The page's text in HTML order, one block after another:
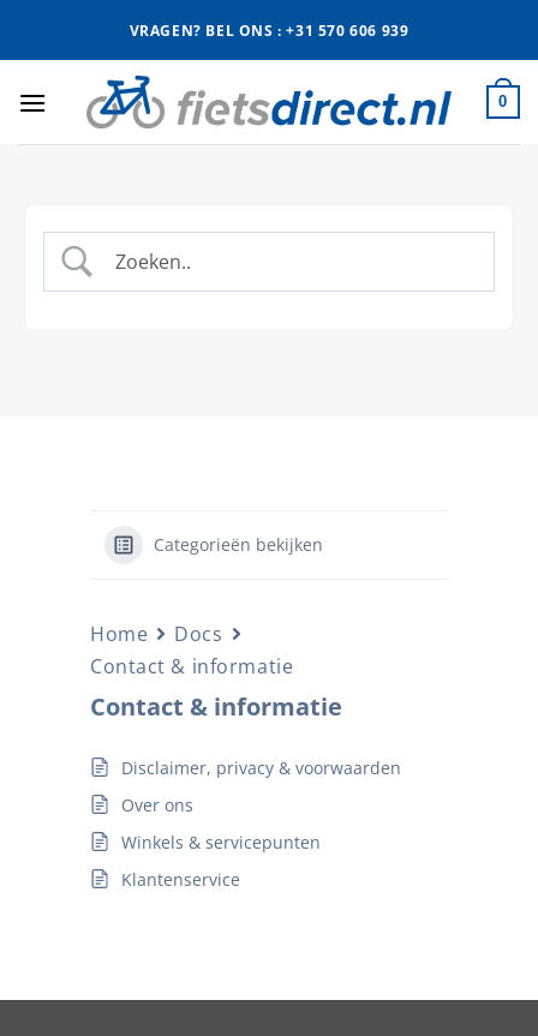
VRAGEN? BEL ONS : +31 570 606 939
0
Categorieën bekijken
Home
Docs
Contact & informatie
Contact & informatie
Disclaimer, privacy & voorwaarden
Over ons
Winkels & servicepunten
Klantenservice